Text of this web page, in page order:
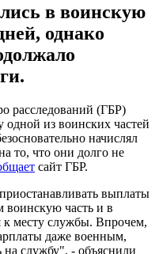
в воинскую
однако
расследований (ГБР)
из воинских частей
начислял
то, что они долго не
сайт ГБР.
выплаты
часть и в
к месту службы. Впрочем,
даже военным,
на службу", - объяснили